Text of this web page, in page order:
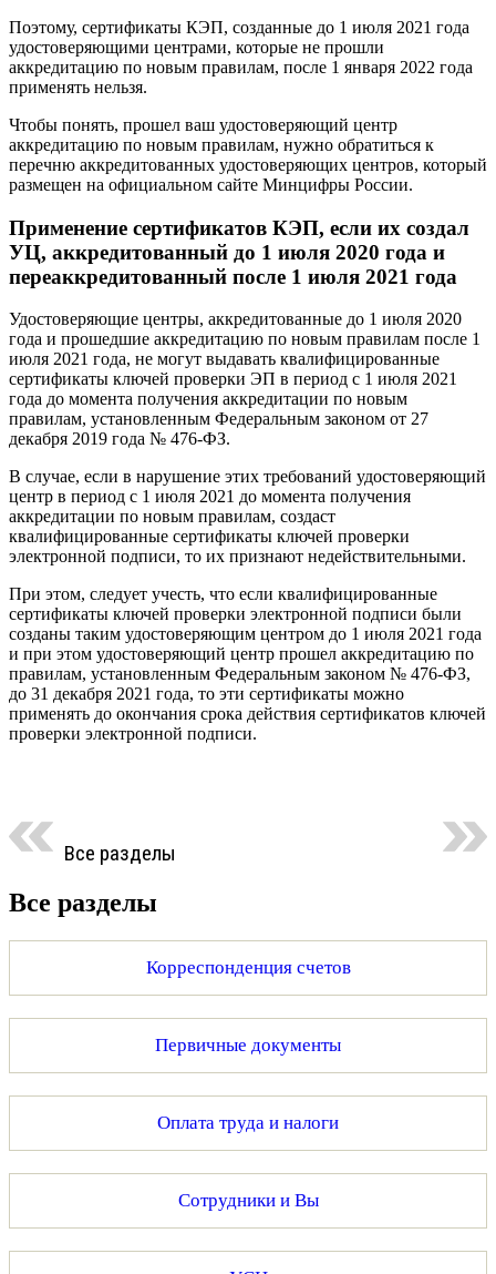
Поэтому, сертификаты КЭП, созданные до 1 июля 2021 года
удостоверяющими центрами, которые не прошли
аккредитацию по новым правилам, после 1 января 2022 года
применять нельзя.
Чтобы понять, прошел ваш удостоверяющий центр
аккредитацию по новым правилам, нужно обратиться к
перечню аккредитованных удостоверяющих центров, который
размещен на официальном сайте Минцифры России.
Применение сертификатов КЭП, если их создал
УЦ, аккредитованный до 1 июля 2020 года и
переаккредитованный после 1 июля 2021 года
Удостоверяющие центры, аккредитованные до 1 июля 2020
года и прошедшие аккредитацию по новым правилам после 1
июля 2021 года, не могут выдавать квалифицированные
сертификаты ключей проверки ЭП в период с 1 июля 2021
года до момента получения аккредитации по новым
правилам, установленным Федеральным законом от 27
декабря 2019 года № 476-ФЗ.
В случае, если в нарушение этих требований удостоверяющий
центр в период с 1 июля 2021 до момента получения
аккредитации по новым правилам, создаст
квалифицированные сертификаты ключей проверки
электронной подписи, то их признают недействительными.
При этом, следует учесть, что если квалифицированные
сертификаты ключей проверки электронной подписи были
созданы таким удостоверяющим центром до 1 июля 2021 года
и при этом удостоверяющий центр прошел аккредитацию по
правилам, установленным Федеральным законом № 476-ФЗ,
до 31 декабря 2021 года, то эти сертификаты можно
применять до окончания срока действия сертификатов ключей
проверки электронной подписи.
Все разделы
Все разделы
Корреспонденция счетов
Первичные документы
Оплата труда и налоги
Сотрудники и Вы